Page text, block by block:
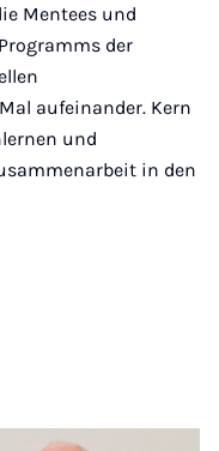
Mentees und
der
aufeinander. Kern
und
in den